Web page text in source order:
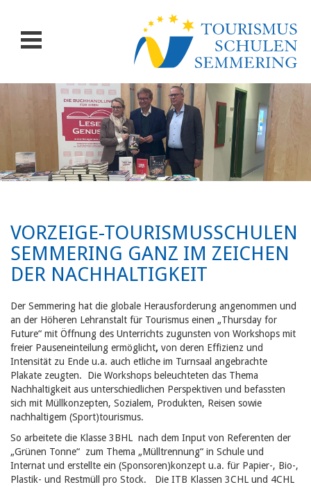
VORZEIGE-TOURISMUSSCHULEN
SEMMERING GANZ IM ZEICHEN
DER NACHHALTIGKEIT
Der Semmering hat die globale Herausforderung angenommen und
an der Höheren Lehranstalt für Tourismus einen „Thursday for
Future“ mit Öffnung des Unterrichts zugunsten von Workshops mit
freier Pauseneinteilung ermöglicht, von deren Effizienz und
Intensität zu Ende u.a. auch etliche im Turnsaal angebrachte
Plakate zeugten. Die Workshops beleuchteten das Thema
Nachhaltigkeit aus unterschiedlichen Perspektiven und befassten
sich mit Müllkonzepten, Sozialem, Produkten, Reisen sowie
nachhaltigem (Sport)tourismus.
So arbeitete die Klasse 3BHL nach dem Input von Referenten der
„Grünen Tonne“ zum Thema „Mülltrennung“ in Schule und
Internat und erstellte ein (Sponsoren)konzept u.a. für Papier-, Bio-,
Plastik- und Restmüll pro Stock. Die ITB Klassen 3CHL und 4CHL